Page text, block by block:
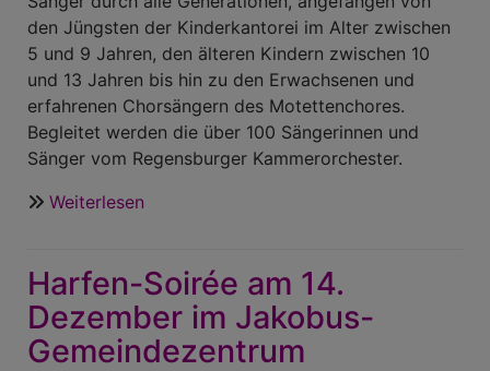
den Jüngsten der Kinderkantorei im Alter zwischen
5 und 9 Jahren, den älteren Kindern zwischen 10
und 13 Jahren bis hin zu den Erwachsenen und
erfahrenen Chorsängern des Motettenchores.
Begleitet werden die über 100 Sängerinnen und
Sänger vom Regensburger Kammerorchester.
Weiterlesen
Generationen“
mit
dem
Motettenchor,
Harfen-Soirée am 14.
Dezember im Jakobus-
Gemeindezentrum